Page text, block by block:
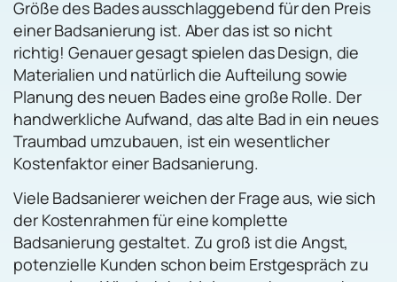
Größe des Bades ausschlaggebend für den Preis
einer Badsanierung ist. Aber das ist so nicht
richtig! Genauer gesagt spielen das Design, die
Materialien und natürlich die Aufteilung sowie
Planung des neuen Bades eine große Rolle. Der
handwerkliche Aufwand, das alte Bad in ein neues
Traumbad umzubauen, ist ein wesentlicher
Kostenfaktor einer Badsanierung.
Viele Badsanierer weichen der Frage aus, wie sich
der Kostenrahmen für eine komplette
Badsanierung gestaltet. Zu groß ist die Angst,
potenzielle Kunden schon beim Erstgespräch zu